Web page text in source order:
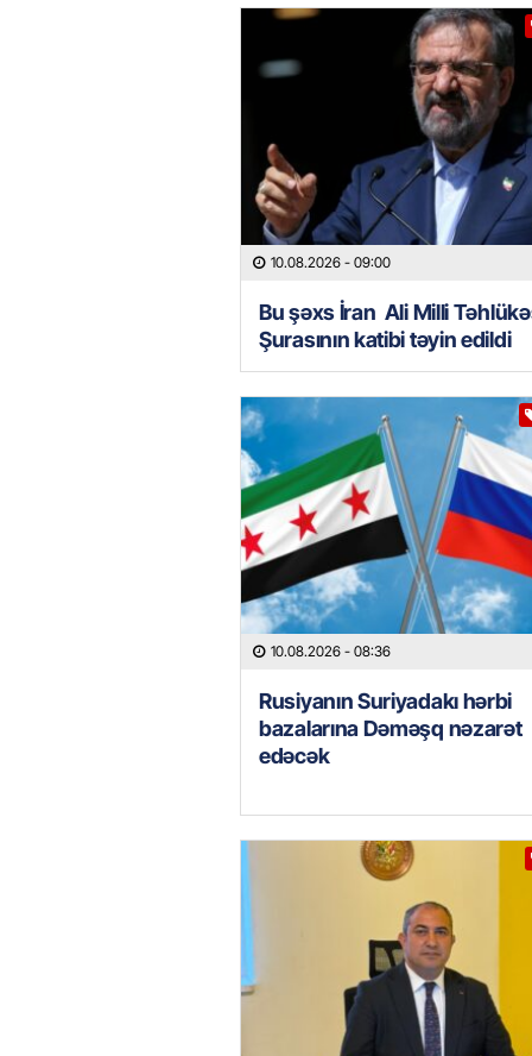
10.08.2026 - 09:00
Bu şəxs İran Ali Milli
Şurasının katibi təyin edildi
10.08.2026 - 08:36
Rusiyanın Suriyadakı hərbi
bazalarına Dəməşq nəzarət
edəcək